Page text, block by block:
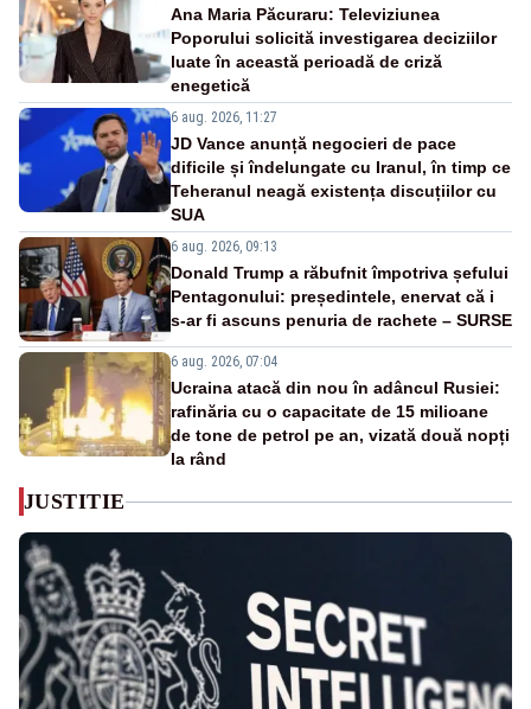
Ana Maria Păcuraru: Televiziunea
Poporului solicită investigarea deciziilor
luate în această perioadă de criză
enegetică
6 aug. 2026, 11:27
JD Vance anunță negocieri de pace
dificile și îndelungate cu Iranul, în timp ce
Teheranul neagă existența discuțiilor cu
SUA
6 aug. 2026, 09:13
Donald Trump a răbufnit împotriva șefului
Pentagonului: președintele, enervat că i
s-ar fi ascuns penuria de rachete – SURSE
6 aug. 2026, 07:04
Ucraina atacă din nou în adâncul Rusiei:
rafinăria cu o capacitate de 15 milioane
de tone de petrol pe an, vizată două nopți
la rând
JUSTITIE